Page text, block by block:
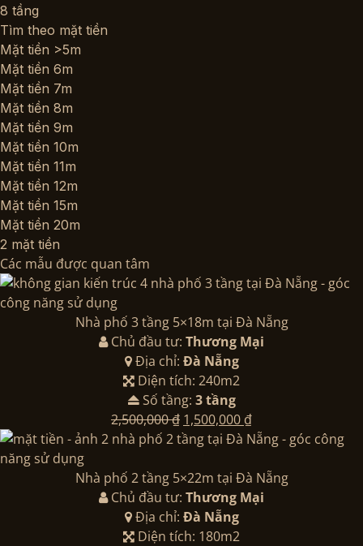
8 tầng
Tìm theo mặt tiền
Mặt tiền >5m
Mặt tiền 6m
Mặt tiền 7m
Mặt tiền 8m
Mặt tiền 9m
Mặt tiền 10m
Mặt tiền 11m
Mặt tiền 12m
Mặt tiền 15m
Mặt tiền 20m
2 mặt tiền
Các mẫu được quan tâm
Nhà phố 3 tầng 5×18m tại Đà Nẵng
Chủ đầu tư: Thương Mại
Địa chỉ: Đà Nẵng
Diện tích: 240m2
Số tầng: 3 tầng
2,500,000₫ Giá
gốc
2,500,000 ₫.
1,500,000 ₫Giá
hiện
là:
1,500,000 ₫.
Nhà phố 2 tầng 5×22m tại Đà Nẵng
Chủ đầu tư: Thương Mại
Địa chỉ: Đà Nẵng
Diện tích: 180m2